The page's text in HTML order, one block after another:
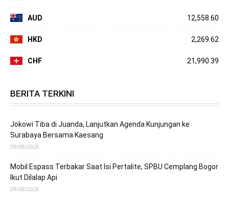
AUD 12,558.60
HKD 2,269.62
CHF 21,990.39
BERITA TERKINI
Jokowi Tiba di Juanda, Lanjutkan Agenda Kunjungan ke
Surabaya Bersama Kaesang
09/08/2026
Mobil Espass Terbakar Saat Isi Pertalite, SPBU Cemplang Bogor
Ikut Dilalap Api
09/08/2026